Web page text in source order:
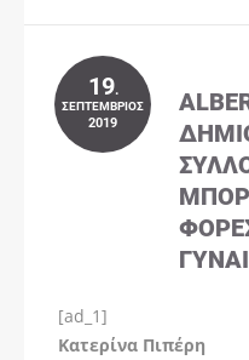
19.
ΣΕΠΤΈΜΒΡΙΟΣ
2019
[ad_1]
Kατερίνα Πιπέρη